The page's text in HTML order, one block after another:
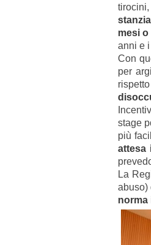
mesi
anni e
Con
per
stage
più
attesa
La
abuso)
norma